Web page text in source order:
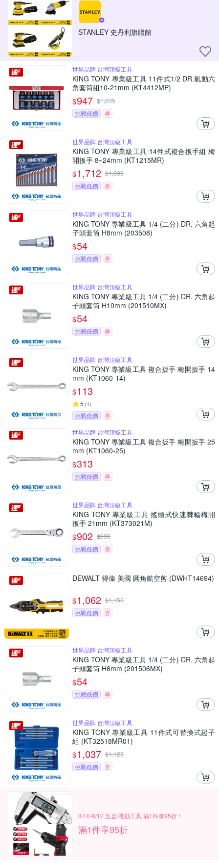
STANLEY 史丹利旗艦館
世界品牌 台灣頂級工具
KING TONY 專業級工具 11件式1/2 DR.氣動六
角套筒組10-21mm (KT4412MP)
$947 $1,035
挑戰低價
券
世界品牌 台灣頂級工具
KING TONY 專業級工具 14件式複合扳手組 梅
開扳手 8~24mm (KT1215MR)
$1,712 $1,800
挑戰低價
券
世界品牌 台灣頂級工具
KING TONY 專業級工具 1/4 (二分) DR. 六角起
子頭套筒 H8mm (203508)
$54
挑戰低價 券
世界品牌 台灣頂級工具
KING TONY 專業級工具 1/4 (二分) DR. 六角起
子頭套筒 H10mm (201510MX)
$54
挑戰低價 券
世界品牌 台灣頂級工具
KING TONY 專業級工具 複合扳手 梅開扳手 14
mm (KT1060-14)
$113
5 (1)
挑戰低價
券
世界品牌 台灣頂級工具
KING TONY 專業級工具 複合扳手 梅開扳手 25
mm (KT1060-25)
$313
挑戰低價 券
世界品牌 台灣頂級工具
KING TONY 專業級工具 搖頭式快速棘輪梅開
扳手 21mm (KT373021M)
$902 $990
挑戰低價
券
DEWALT 得偉 美國 圓角航空剪 (DWHT14694)
$1,062 $1,150
挑戰低價
券
世界品牌 台灣頂級工具
KING TONY 專業級工具 1/4 (二分) DR. 六角起
子頭套筒 H6mm (201506MX)
$54
挑戰低價 券
世界品牌 台灣頂級工具
KING TONY 專業級工具 11件式可替換式起子
組 (KT32518MR01)
$1,037 $1,125
挑戰低價
券
8/10-8/12 五金/電動工具 滿1件享95折！
滿1件享95折